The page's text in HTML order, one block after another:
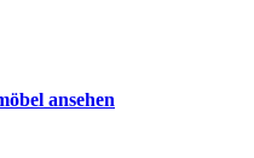
ansehen